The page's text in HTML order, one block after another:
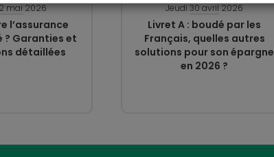
mai 2026
l’assurance
Garanties et
détaillées
Jeudi 30 avril 2026
Livret A : boudé par les
Français, quelles autres
solutions pour son épargne
en 2026 ?